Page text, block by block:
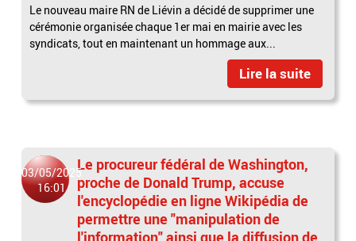
Le nouveau maire RN de Liévin a décidé de supprimer une
cérémonie organisée chaque 1er mai en mairie avec les
syndicats, tout en maintenant un hommage aux...
Lire la suite
03/05/2025
16:01
Le procureur fédéral de Washington,
proche de Donald Trump, accuse
l'encyclopédie en ligne Wikipédia de
permettre une "manipulation de
l'information" ainsi que la diffusion de